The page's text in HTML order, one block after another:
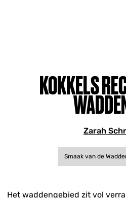
KOKKELS
Zarah
Smaak van de
Het waddengebied zit vol